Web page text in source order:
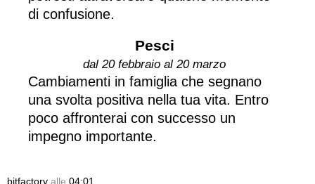
di confusione.
Pesci
dal 20 febbraio al 20 marzo
Cambiamenti in famiglia che segnano
una svolta positiva nella tua vita. Entro
poco affronterai con successo un
impegno importante.
bitfactory alle 04:01